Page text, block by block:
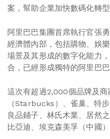
案，幫助企業加快數碼化轉型
阿里巴巴集團首席執行官張
經濟體內部，包括購物、娛
場景及其形成的數字化能力
合，已經形成獨特的阿里巴巴
這次有超過2,000個品牌及
（Starbucks）、雀巢、特
良品鋪子、林氏木業、居然
比亞迪、埃克森美孚（中國